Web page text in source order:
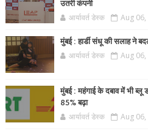
उतरी कंपनी
आर्यावर्त डेस्क Aug
मुंबई : हार्डी संधू की सलाह ने
आर्यावर्त डेस्क Aug
मुंबई : महंगाई के दबाव में भी ब्लू
85% बढ़ा
आर्यावर्त डेस्क Aug